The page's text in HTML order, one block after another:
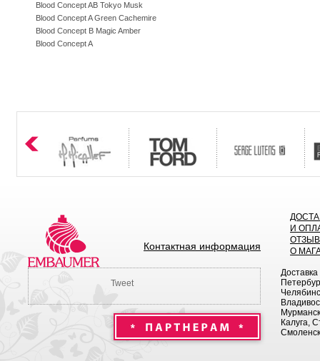
Blood Concept AB Tokyo Musk
Blood Concept A Green Cachemire
Blood Concept B Magic Amber
Blood Concept A
Контактная информация
И
О
Tweet
Калуга,